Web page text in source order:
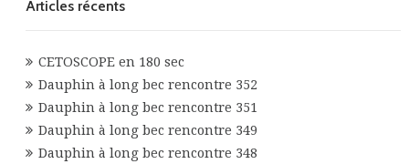
Articles récents
CETOSCOPE en 180 sec
Dauphin à long bec rencontre 352
Dauphin à long bec rencontre 351
Dauphin à long bec rencontre 349
Dauphin à long bec rencontre 348